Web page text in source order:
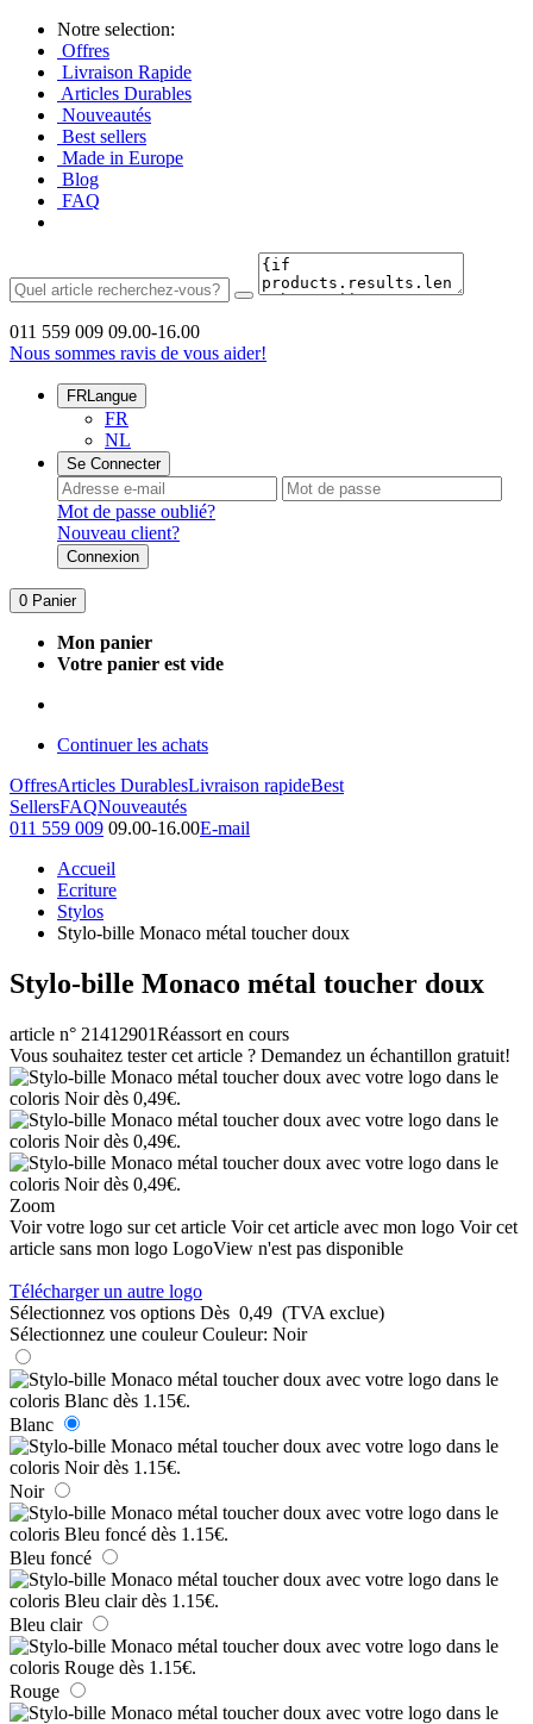
Notre selection:
Offres
Livraison Rapide
Articles Durables
Nouveautés
Best sellers
Made in Europe
Blog
FAQ
011 559 009 09.00-16.00
Nous sommes ravis de vous aider!
FRLangue
FR
NL
Se Connecter
Mot de passe oublié?
Nouveau client?
Connexion
0 Panier
Mon panier
Votre panier est vide
Continuer les achats
OffresArticles DurablesLivraison rapideBest
SellersFAQNouveautés
011 559 009 09.00-16.00E-mail
Accueil
Ecriture
Stylos
Stylo-bille Monaco métal toucher doux
Stylo-bille Monaco métal toucher doux
article n° 21412901Réassort en cours
Vous souhaitez tester cet article ? Demandez un échantillon gratuit!
Zoom
Voir votre logo sur cet article Voir cet article avec mon logo Voir cet
article sans mon logo LogoView n'est pas disponible
Télécharger un autre logo
Sélectionnez vos options Dès 0,49 (TVA exclue)
Sélectionnez une couleur Couleur: Noir
Blanc
Noir
Bleu foncé
Bleu clair
Rouge